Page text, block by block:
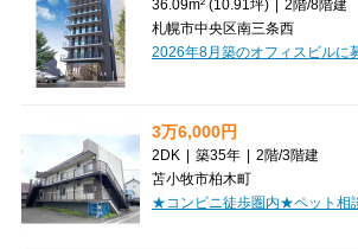
36.09m² (10.91坪) 2階/8階建
札幌市中央区南三条西
3万6,000円
2DK | 築35年 | 2階/3階建
苫小牧市柏木町